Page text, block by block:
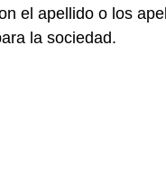
el apellido o los
la sociedad.